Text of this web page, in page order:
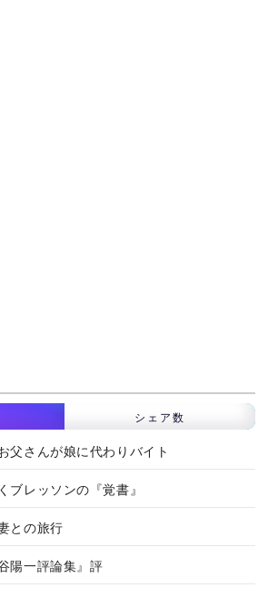
シェア数
父さんが娘に代わりバイト
ブレッソンの『覚書』
との旅行
陽一評論集』評